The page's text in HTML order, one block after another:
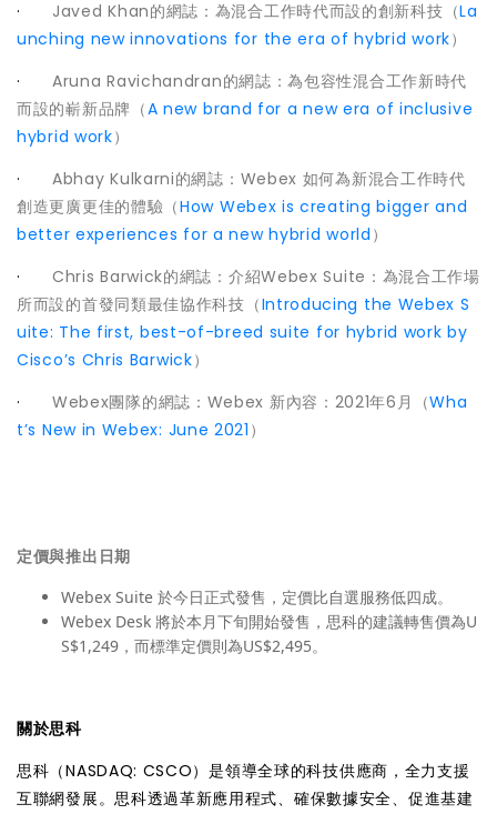
· Javed Khan的網誌：為混合工作時代而設的創新科技（La
unching new innovations for the era of hybrid work）
· Aruna Ravichandran的網誌：為包容性混合工作新時代
而設的嶄新品牌（A new brand for a new era of inclusive
hybrid work）
· Abhay Kulkarni的網誌：Webex 如何為新混合工作時代
創造更廣更佳的體驗（How Webex is creating bigger and
better experiences for a new hybrid world ）
· Chris Barwick的網誌：介紹Webex Suite：為混合工作場
所而設的首發同類最佳協作科技（Introducing the Webex S
uite: The first, best-of-breed suite for hybrid work by
Cisco’s Chris Barwick）
· Webex團隊的網誌：Webex 新內容：2021年6月（Wha
t’s New in Webex: June 2021 ）
定價與推出日期
Webex Suite 於今日正式發售，定價比自選服務低四成。
Webex Desk 將於本月下旬開始發售，思科的建議轉售價為U
S$1,249，而標準定價則為US$2,495。
關於思科
思科（NASDAQ: CSCO）是領導全球的科技供應商，全力支援
互聯網發展。思科透過革新應用程式、確保數據安全、促進基建